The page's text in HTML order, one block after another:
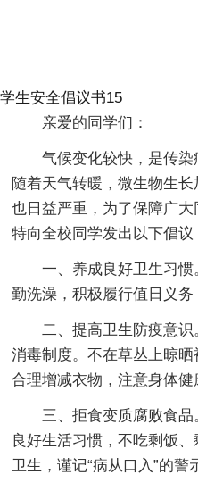
学生安全倡议书15
亲爱的同学们：
气候变化较快，是传
随着天气转暖，微生物生
也日益严重，为了保障广大
特向全校同学发出以下倡议
一、养成良好卫生习惯
勤洗澡，积极履行值日义务
二、提高卫生防疫意
消毒制度。不在草丛上晾晒
合理增减衣物，注意身体健
三、拒食变质腐败食
良好生活习惯，不吃剩饭
卫生，谨记“病从口入”的警